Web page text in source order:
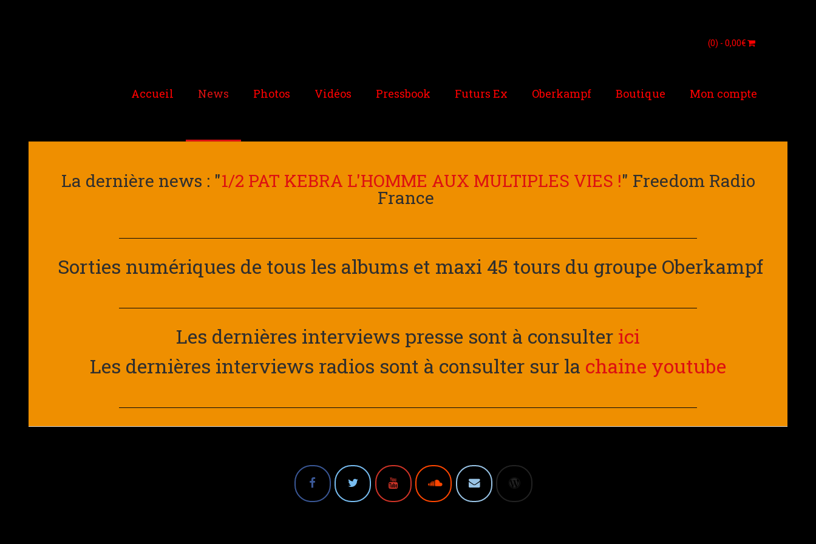
(0) - 0,00€
Accueil News Photos Vidéos Pressbook Futurs Ex Oberkampf Boutique Mon compte
La dernière news : "1/2 PAT KEBRA L'HOMME AUX MULTIPLES VIES !" Freedom Radio
France
Sorties numériques de tous les albums et maxi 45 tours du groupe Oberkampf
Les dernières interviews presse sont à consulter ici
Les dernières interviews radios sont à consulter sur la chaine youtube